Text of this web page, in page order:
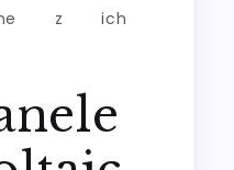
z ich